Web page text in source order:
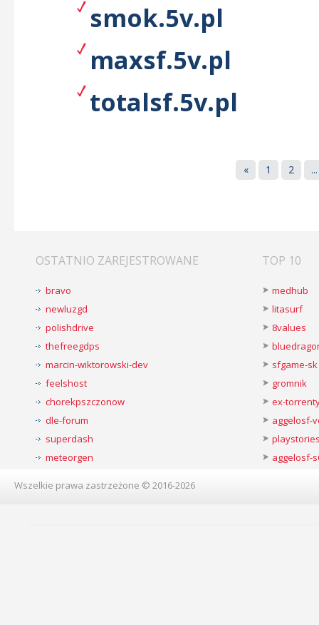
smok.5v.pl
maxsf.5v.pl
totalsf.5v.pl
« 1 2 ...
OSTATNIO ZAREJESTROWANE
bravo
newluzgd
polishdrive
thefreegdps
marcin-wiktorowski-dev
feelshost
chorekpszczonow
dle-forum
superdash
meteorgen
TOP 10
medhub
litasurf
8values
sfgame-sk
gromnik
ex-
aggelosf-
aggelosf-
Wszelkie prawa zastrzeżone © 2016-2026